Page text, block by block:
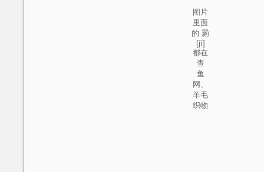
图片
里面
的 罽
[jì]
都在
查
鱼
网、
羊毛
织物